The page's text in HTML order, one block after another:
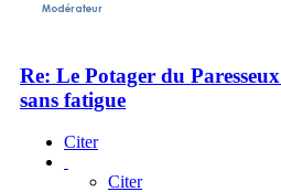
Re: Le Potager du
sans fatigue
Citer
Citer